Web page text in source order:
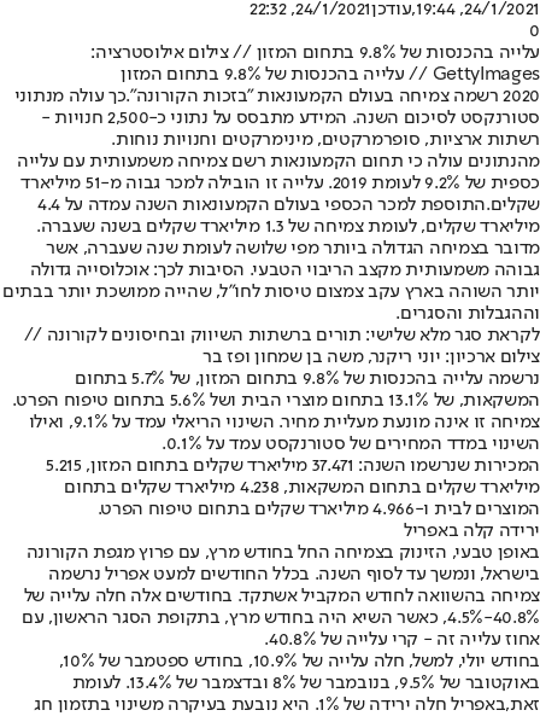
24/1/2021, 19:44
,עודכן24/1/2021, 22:32
0
עלייה בהכנסות של 9.8% בתחום המזון // צילום אילוסטרציה:
GettyImages // עלייה בהכנסות של 9.8% בתחום המזון
2020 רשמה צמיחה בעולם הקמעונאות "בזכות הקורונה".
כך עולה מנתוני
סטורנקסט לסיכום השנה. המידע מתבסס על נתוני כ-2,500 חנויות -
רשתות ארציות, סופרמרקטים, מינימרקטים וחנויות נוחות.
מהנתונים עולה כי תחום הקמעונאות רשם צמיחה משמעותית עם עלייה
כספית של 9.2% לעומת 2019. עלייה זו הובילה למכר גבוה מ-51 מיליארד
שקלים.
התוספת למכר הכספי בעולם הקמעונאות השנה עמדה על 4.4
מיליארד שקלים, לעומת צמיחה של 1.3 מיליארד שקלים בשנה שעברה.
מדובר בצמיחה הגדולה ביותר מפי שלושה לעומת שנה שעברה, אשר
גבוהה משמעותית מקצב הריבוי הטבעי. הסיבות לכך: אוכלוסייה גדולה
יותר השוהה בארץ עקב צמצום טיסות לחו"ל, שהייה ממושכת יותר בבתים
וההגבלות והסגרים.
לקראת סגר מלא שלישי: תורים ברשתות השיווק ובחיסונים לקורונה //
צילום ארכיון: יוני ריקנר, משה בן שמחון ופז בר
נרשמה עלייה בהכנסות של 9.8% בתחום המזון, של 5.7% בתחום
המשקאות, של 13.1% בתחום מוצרי הבית ושל 5.6% בתחום טיפוח הפרט.
צמיחה זו אינה מונעת מעליית מחיר. השינוי הריאלי עמד על 9.1%, ואילו
השינוי במדד המחירים של סטורנקסט עמד על 0.1%.
המכירות שנרשמו השנה: 37.471 מיליארד שקלים בתחום המזון, 5.215
מיליארד שקלים בתחום המשקאות, 4.238 מיליארד שקלים בתחום
המוצרים לבית ו-4.966 מיליארד שקלים בתחום טיפוח הפרט.
ירידה קלה באפריל
באופן טבעי, הזינוק בצמיחה החל בחודש מרץ, עם פרוץ מגפת הקורונה
בישראל, ונמשך עד לסוף השנה. בכלל החודשים למעט אפריל נרשמה
צמיחה בהשוואה לחודש המקביל אשתקד. בחודשים אלה חלה עלייה של
40.8%-4.5%, כאשר השיא היה בחודש מרץ, בתקופת הסגר הראשון, עם
אחוז עלייה זה - קרי עלייה של 40.8%.
בחודש יולי, למשל, חלה עלייה של 10.9%, בחודש ספטמבר של 10%,
באוקטובר של 9.5%, בנובמבר של 8% ובדצמבר של 13.4%. לעומת
זאת,
באפריל חלה ירידה של 1%. היא נובעת בעיקרה משינוי בתזמון חג